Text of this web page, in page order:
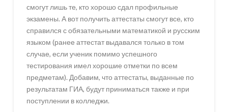
смогут лишь те, кто хорошо сдал профильные
экзамены. А вот получить аттестаты смогут все, кто
справился с обязательными математикой и русским
языком (ранее аттестат выдавался только в том
случае, если ученик помимо успешного
тестирования имел хорошие отметки по всем
предметам). Добавим, что аттестаты, выданные по
результатам ГИА, будут приниматься также и при
поступлении в колледжи.